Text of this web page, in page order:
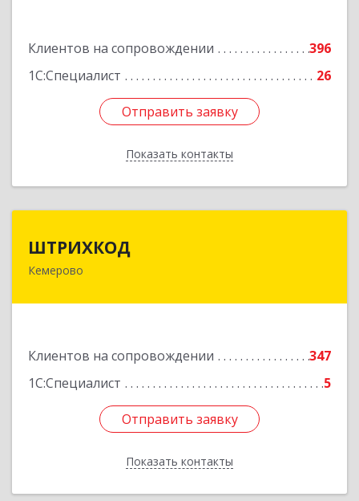
Клиентов на сопровождении
396
1С:Специалист
26
Отправить заявку
Показать контакты
Подробнее
Отправить заявку
Назад
ШТРИХКОД
Кемерово
Клиентов на сопровождении
347
1С:Специалист
5
Отправить заявку
Показать контакты
650043, Кемеровская область - Кузбасс обл,
Отправить заявку
Назад